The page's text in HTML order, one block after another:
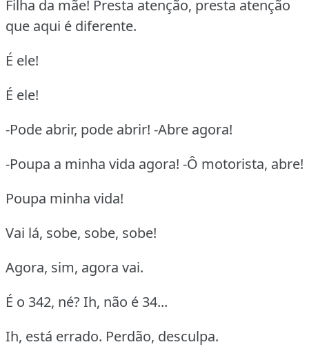
Filha da mãe! Presta atenção, presta atenção
que aqui é diferente.
É ele!
É ele!
-Pode abrir, pode abrir! -Abre agora!
-Poupa a minha vida agora! -Ô motorista, abre!
Poupa minha vida!
Vai lá, sobe, sobe, sobe!
Agora, sim, agora vai.
É o 342, né? Ih, não é 34...
Ih, está errado. Perdão, desculpa.